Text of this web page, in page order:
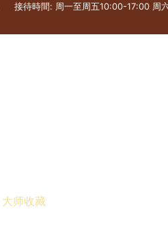
接待時間: 周一至周五10:00-17:00 周
大师收藏